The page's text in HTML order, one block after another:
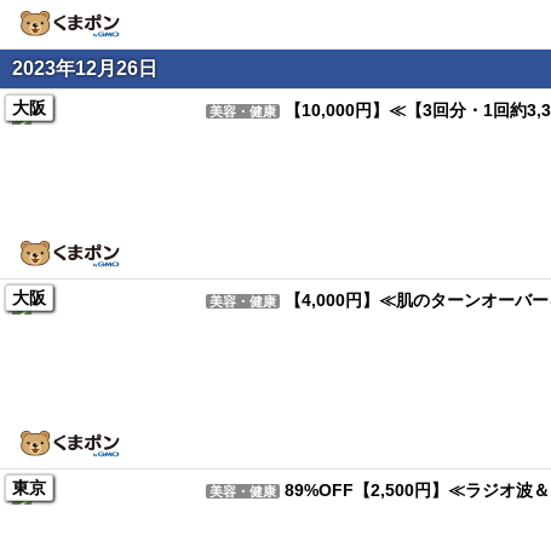
2023年12月26日
大阪 美容・健康 【10,000円】≪【3回分・1回約
大阪
美容・健康 【4,000円】≪肌のターンオーバ
東京
美容・健康 89%OFF【2,500円】≪ラジオ波